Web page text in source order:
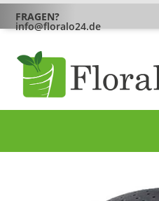
FRAGEN?
info@floralo24.de